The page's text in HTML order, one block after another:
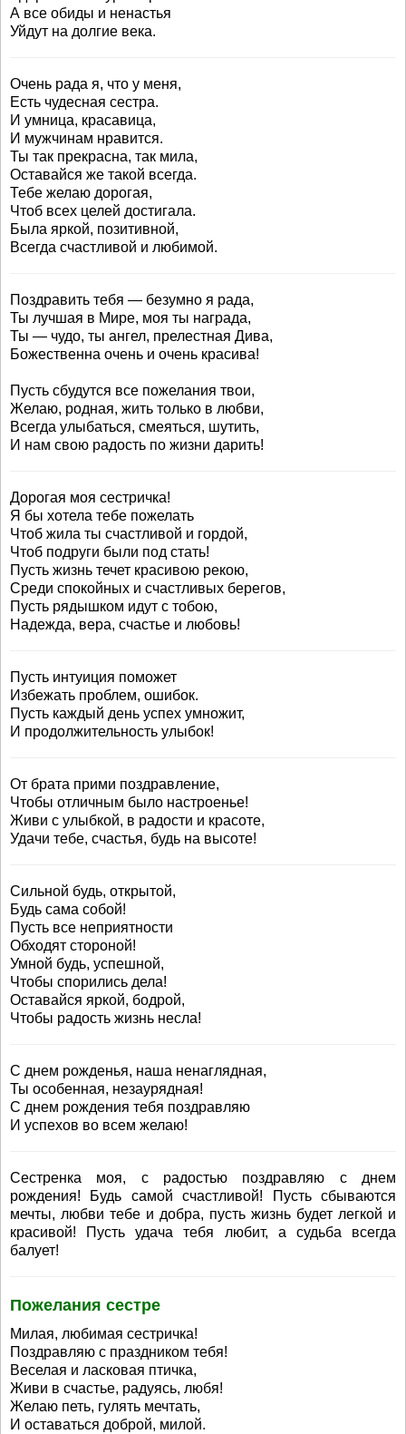
А все обиды и ненастья
Уйдут на долгие века.
Очень рада я, что у меня,
Есть чудесная сестра.
И умница, красавица,
И мужчинам нравится.
Ты так прекрасна, так мила,
Оставайся же такой всегда.
Тебе желаю дорогая,
Чтоб всех целей достигала.
Была яркой, позитивной,
Всегда счастливой и любимой.
Поздравить тебя — безумно я рада,
Ты лучшая в Мире, моя ты награда,
Ты — чудо, ты ангел, прелестная Дива,
Божественна очень и очень красива!
Пусть сбудутся все пожелания твои,
Желаю, родная, жить только в любви,
Всегда улыбаться, смеяться, шутить,
И нам свою радость по жизни дарить!
Дорогая моя сестричка!
Я бы хотела тебе пожелать
Чтоб жила ты счастливой и гордой,
Чтоб подруги были под стать!
Пусть жизнь течет красивою рекою,
Среди спокойных и счастливых берегов,
Пусть рядышком идут с тобою,
Надежда, вера, счастье и любовь!
Пусть интуиция поможет
Избежать проблем, ошибок.
Пусть каждый день успех умножит,
И продолжительность улыбок!
От брата прими поздравление,
Чтобы отличным было настроенье!
Живи с улыбкой, в радости и красоте,
Удачи тебе, счастья, будь на высоте!
Сильной будь, открытой,
Будь сама собой!
Пусть все неприятности
Обходят стороной!
Умной будь, успешной,
Чтобы спорились дела!
Оставайся яркой, бодрой,
Чтобы радость жизнь несла!
С днем рожденья, наша ненаглядная,
Ты особенная, незаурядная!
С днем рождения тебя поздравляю
И успехов во всем желаю!
Сестренка моя, с радостью поздравляю с днем
рождения! Будь самой счастливой! Пусть сбываются
мечты, любви тебе и добра, пусть жизнь будет легкой и
красивой! Пусть удача тебя любит, а судьба всегда
балует!
Пожелания сестре
Милая, любимая сестричка!
Поздравляю с праздником тебя!
Веселая и ласковая птичка,
Живи в счастье, радуясь, любя!
Желаю петь, гулять мечтать,
И оставаться доброй, милой.